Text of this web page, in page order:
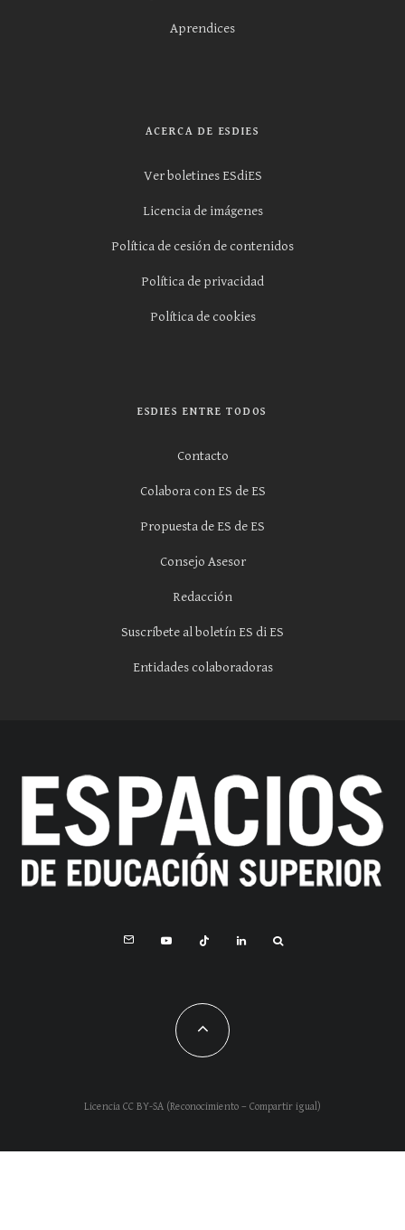
Aprendices
ACERCA DE ESDIES
Ver boletines ESdiES
Licencia de imágenes
Política de cesión de contenidos
Política de privacidad
Política de cookies
ESDIES ENTRE TODOS
Contacto
Colabora con ES de ES
Propuesta de ES de ES
Consejo Asesor
Redacción
Suscríbete al boletín ES di ES
Entidades colaboradoras
Licencia CC BY-SA (Reconocimiento – Compartir igual)